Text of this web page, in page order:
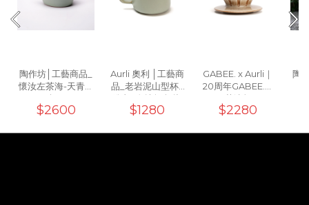
陶作坊│工藝商品_
懷汝左茶海-天青紫
斑口
$2600
Aurli 奧利 │工藝商
品_老岩泥山型杯_
粉青(1次燒無內釉)
$1280
GABEE. x Aurli｜
20周年GABEE.洸
芒濾杯
$2280
陶